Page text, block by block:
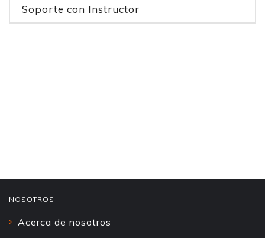
Soporte con Instructor
NOSOTROS
Acerca de nosotros